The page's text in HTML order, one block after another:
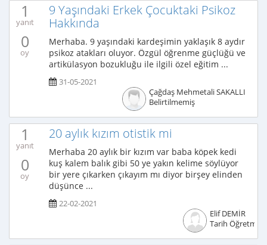
1
yanıt
0
oy
9 Yaşındaki Erkek Çocuktaki Psikoz
Hakkında
Merhaba. 9 yaşındaki kardeşimin yaklaşık 8 aydır
psikoz atakları oluyor. Özgül öğrenme güçlüğü ve
artikülasyon bozukluğu ile ilgili özel eğitim ...
31-05-2021
Çağdaş Mehmetali SAKALLI
Belirtilmemiş
1
yanıt
0
oy
20 aylık kızım otistik mi
Merhaba 20 aylık bir kızım var baba köpek kedi
kuş kalem balık gibi 50 ye yakın kelime söylüyor
bir yere çıkarken çıkayım mı diyor birşey elinden
düşünce ...
22-02-2021
Elif DEMİR
Tarih Öğretmeni